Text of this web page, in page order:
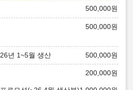
500,000원
500,000원
26년 1~5월 생산 500,000원
200,000원